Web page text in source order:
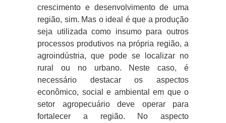
crescimento e desenvolvimento de uma
região, sim. Mas o ideal é que a produção
seja utilizada como insumo para outros
processos produtivos na própria região, a
agroindústria, que pode se localizar no
rural ou no urbano. Neste caso, é
necessário destacar os aspectos
econômico, social e ambiental em que o
setor agropecuário deve operar para
fortalecer a região. No aspecto